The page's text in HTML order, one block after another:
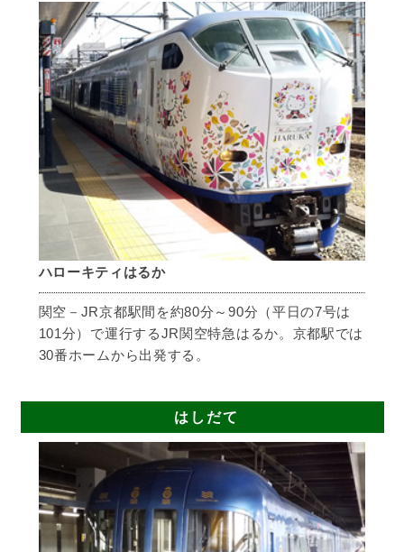
ハローキティはるか
関空－JR京都駅間を約80分～90分（平日の7号は
101分）で運行するJR関空特急はるか。京都駅では
30番ホームから出発する。
はしだて